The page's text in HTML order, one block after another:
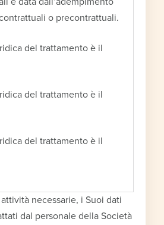
o precontrattuali.
del trattamento è il
del trattamento è il
del trattamento è il
necessarie, i Suoi dati
dal personale della Società